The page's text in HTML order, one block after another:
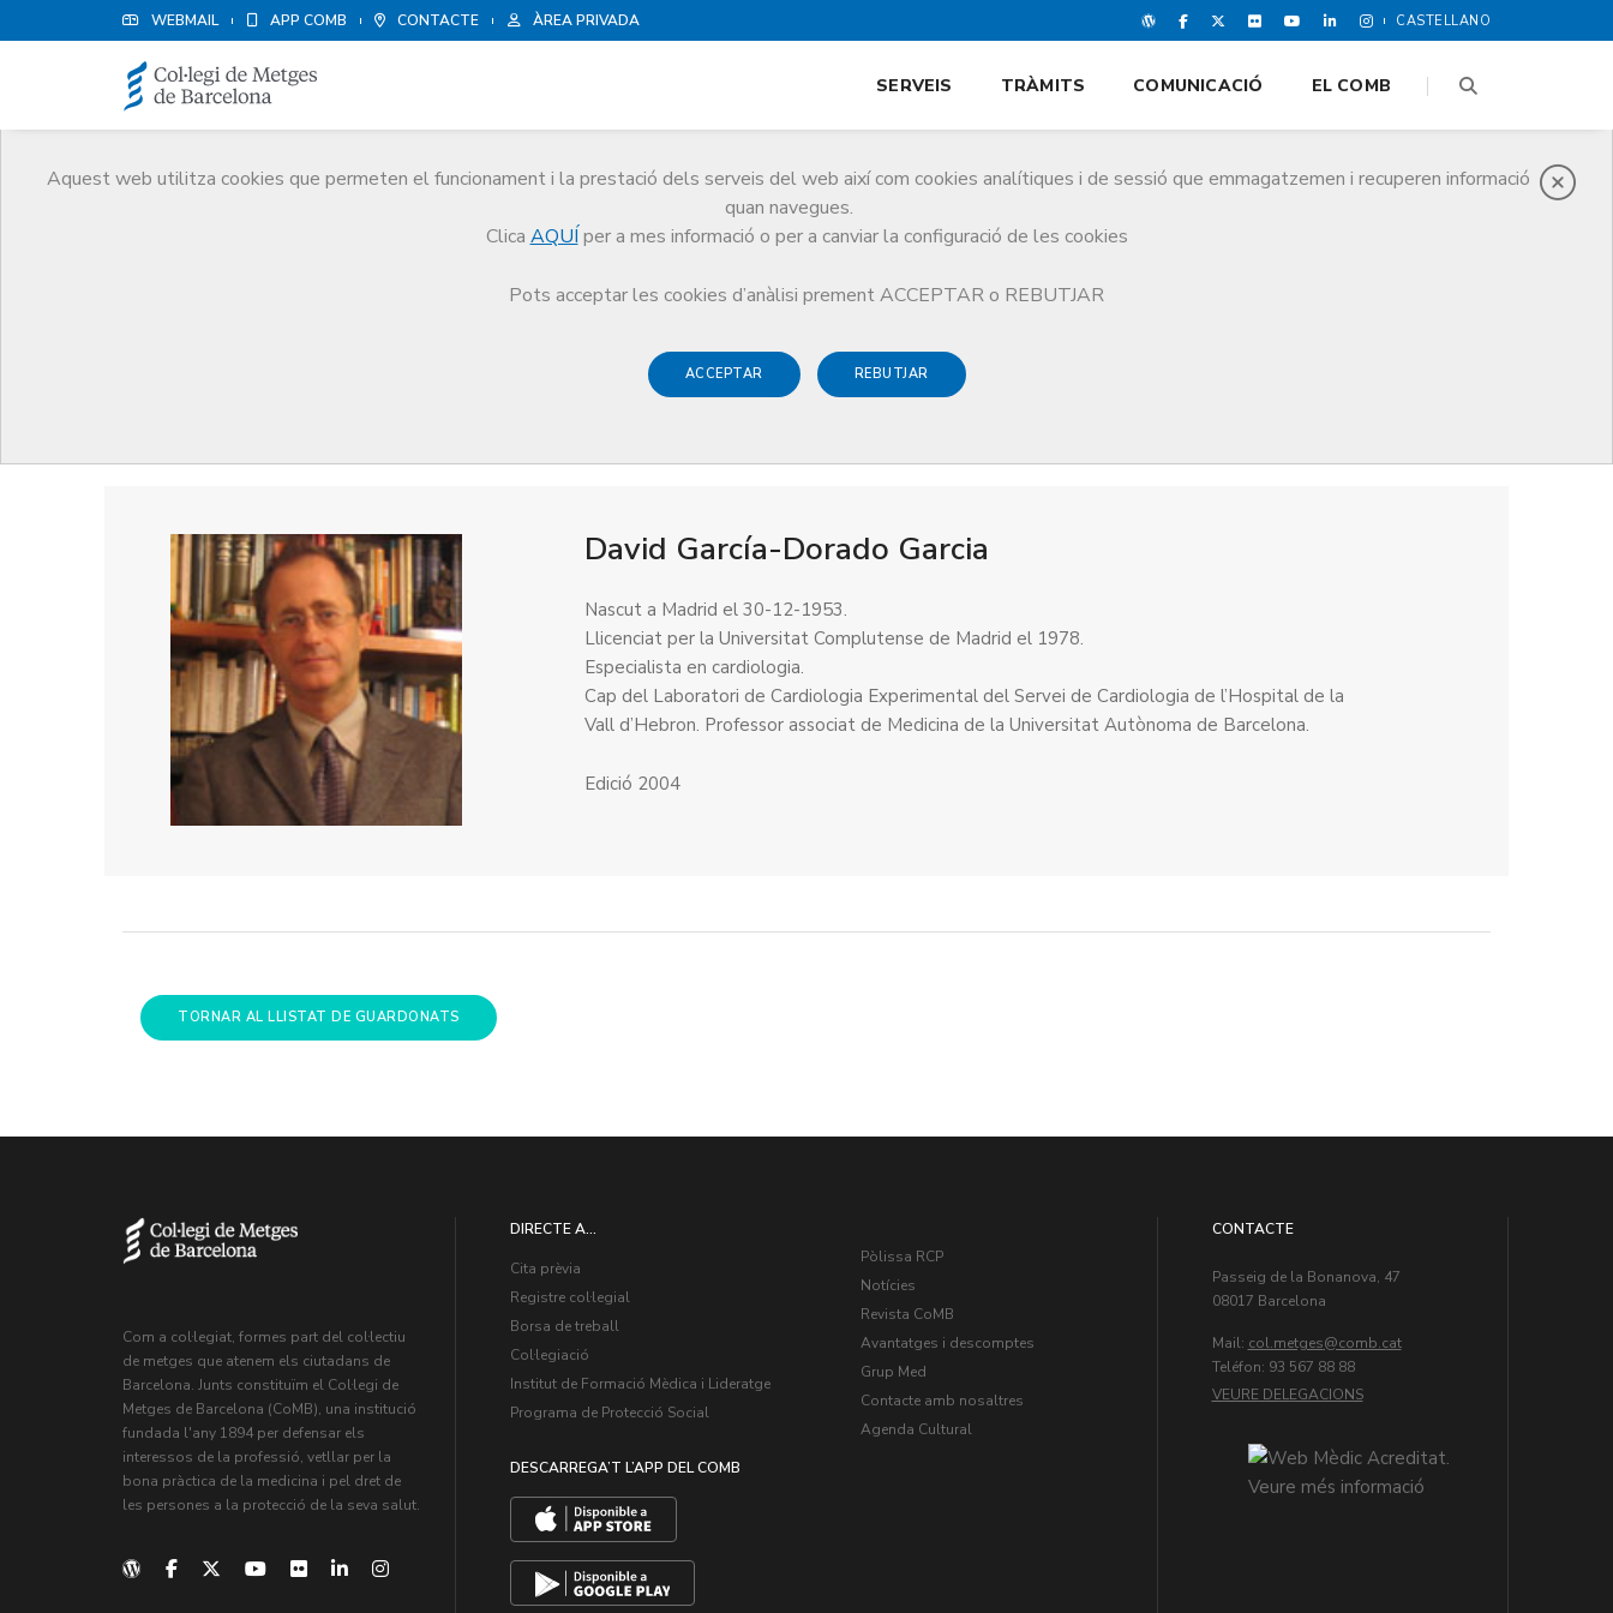
WEBMAIL APP COMB CONTACTE ÀREA PRIVADA CASTELLANO
Aquest web utilitza cookies que permeten el funcionament i la prestació dels serveis del web així com cookies analítiques i de sessió que emmagatzemen i recuperen informació
quan navegues.
Clica AQUÍ per a mes informació o per a canviar la configuració de les cookies
Pots acceptar les cookies d’anàlisi prement ACCEPTAR o REBUTJAR
ACCEPTAR REBUTJAR
SERVEIS TRÀMITS COMUNICACIÓ EL COMB
Guardonat Edició 2004
David García-Dorado Garcia
Nascut a Madrid el 30-12-1953.
Llicenciat per la Universitat Complutense de Madrid el 1978.
Especialista en cardiologia.
Cap del Laboratori de Cardiologia Experimental del Servei de Cardiologia de l’Hospital de la
Vall d’Hebron. Professor associat de Medicina de la Universitat Autònoma de Barcelona.
Edició 2004
TORNAR AL LLISTAT DE GUARDONATS
Com a col·legiat, formes part del col·lectiu
de metges que atenem els ciutadans de
Barcelona. Junts constituïm el Col·legi de
Metges de Barcelona (CoMB), una institució
fundada l'any 1894 per defensar els
interessos de la professió, vetllar per la
bona pràctica de la medicina i pel dret de
les persones a la protecció de la seva salut.
DIRECTE A...
Cita prèvia
Registre col·legial
Borsa de treball
Col·legiació
Institut de Formació Mèdica i Lideratge
Programa de Protecció Social
DESCARREGA’T L’APP DEL COMB
Pòlissa RCP
Notícies
Revista CoMB
Avantatges i descomptes
Grup Med
Contacte amb nosaltres
Agenda Cultural
CONTACTE
Passeig de la Bonanova, 47
08017 Barcelona
Mail: col.metges
Teléfon: 93 567 88 88
VEURE DELEGACIONS